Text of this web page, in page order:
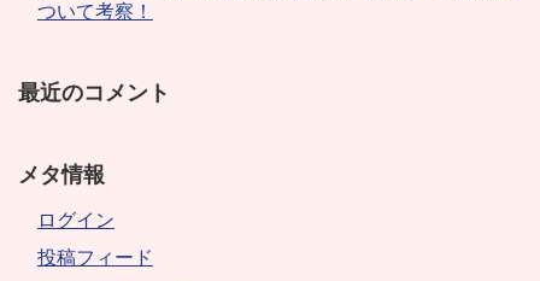
ついて考察！
最近のコメント
メタ情報
ログイン
投稿フィード